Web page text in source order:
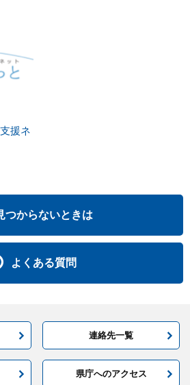
援ネ
つからないときは
よくある質問
連絡先一覧
県庁へのアクセス